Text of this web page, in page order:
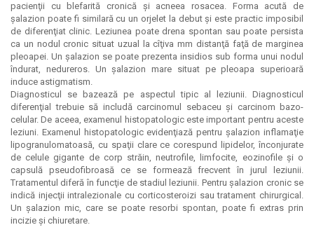
pacienţii cu blefarită cronică şi acneea rosacea. Forma acută de
şalazion poate fi similară cu un orjelet la debut şi este practic imposibil
de diferenţiat clinic. Leziunea poate drena spontan sau poate persista
ca un nodul cronic situat uzual la cîţiva mm distanţă faţă de marginea
pleoapei. Un şalazion se poate prezenta insidios sub forma unui nodul
îndurat, nedureros. Un şalazion mare situat pe pleoapa superioară
induce astigmatism.
Diagnosticul se bazează pe aspectul tipic al leziunii. Diagnosticul
diferenţial trebuie să includă carcinomul sebaceu şi carcinom bazo-
celular. De aceea, examenul histopatologic este important pentru aceste
leziuni. Examenul histopatologic evidenţiază pentru şalazion inflamaţie
lipogranulomatoasă, cu spaţii clare ce corespund lipidelor, înconjurate
de celule gigante de corp străin, neutrofile, limfocite, eozinofile şi o
capsulă pseudofibroasă ce se formează frecvent în jurul leziunii.
Tratamentul diferă în funcţie de stadiul leziunii. Pentru şalazion cronic se
indică injecţii intralezionale cu corticosteroizi sau tratament chirurgical.
Un şalazion mic, care se poate resorbi spontan, poate fi extras prin
incizie şi chiuretare.